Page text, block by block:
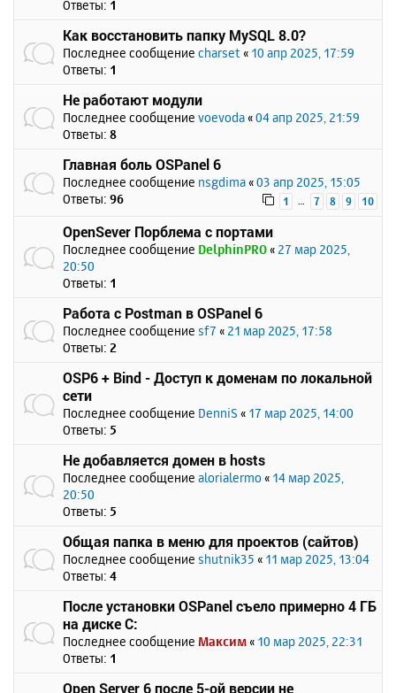
Ответы: 1
Как восстановить папку MySQL 8.0?
Последнее сообщение charset « 10 апр 2025, 17:59
Ответы: 1
Не работают модули
Последнее сообщение voevoda «04 апр 2025, 21:59
Ответы: 8
Главная боль OSPanel 6
Последнее сообщение nsgdima «03 апр 2025, 15:05
Ответы: 96 1 … 7 8 9 10
OpenSever Порблема с портами
Последнее сообщение DelphinPRO « 27 мар 2025,
20:50
Ответы: 1
Работа с Postman в OSPanel 6
Последнее сообщение sf7 « 21 мар 2025, 17:58
Ответы: 2
OSP6 + Bind - Доступ к доменам по локальной
сети
Последнее сообщение DenniS « 17 мар 2025, 14:00
Ответы: 5
Не добавляется домен в hosts
Последнее сообщение alorialermo « 14 мар 2025,
20:50
Ответы: 5
Общая папка в меню для проектов (сайтов)
Последнее сообщение shutnik35 « 11 мар 2025, 13:04
Ответы: 4
После установки OSPanel съело примерно 4 ГБ
на диске C:
Последнее сообщение Максим « 10 мар 2025, 22:31
Ответы: 1
Open Server 6 после 5-ой версии не